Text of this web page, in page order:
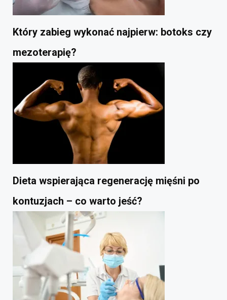
Który zabieg wykonać najpierw: botoks czy
mezoterapię?
Dieta wspierająca regenerację mięśni po
kontuzjach – co warto jeść?